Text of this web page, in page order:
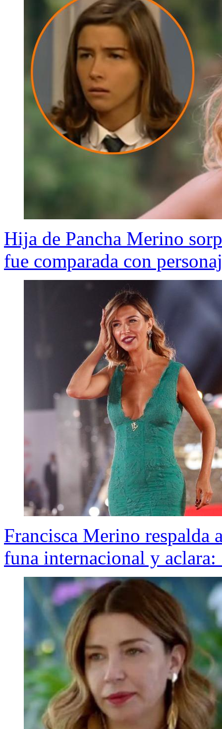
Hija de Pancha Merino
fue comparada con
Francisca Merino respalda
funa internacional y